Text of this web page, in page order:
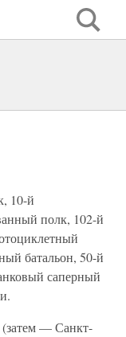
10-й
полк, 102-й
батальон, 50-й
саперный
— Санкт-